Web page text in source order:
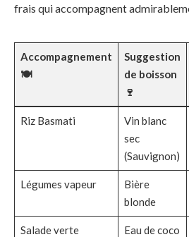
frais qui accompagnent
Accompagnement
🍽️
Suggestion
de boisson
🍷
Riz Basmati
Vin blanc
sec
(Sauvignon)
Légumes vapeur
Bière
blonde
Salade verte Eau de coco